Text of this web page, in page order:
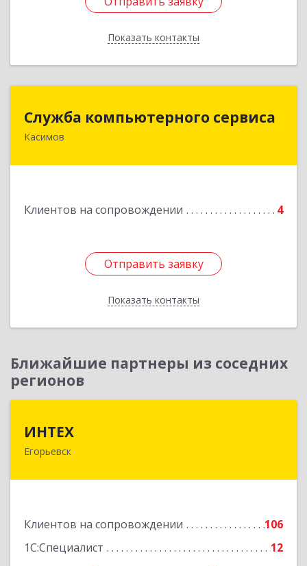
Показать контакты
Назад
Служба компьютерного сервиса
Касимов
Клиентов на сопровождении 4
Отправить заявку
Показать контакты
Служба компьютерного сервиса
391300, Рязанская обл., г.Касимов, ул.Советская
Отправить заявку
Назад
Ближайшие партнеры из соседних
регионов
ИНТЕХ
Егорьевск
Клиентов на сопровождении
106
1С:Специалист
12
140300, Московская обл, Егорьевск г, 5-й мкр,